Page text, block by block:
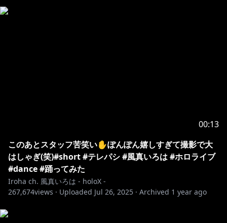
00:13
このあとスタッフ苦笑い✋ぽんぽん嬉しすぎて撮影で大
はしゃぎ(笑)#short #テレパシ #風真いろは #ホロライブ
#dance #踊ってみた
Iroha ch. 風真いろは - holoX -
267,674views · Uploaded Jul 26, 2025 · Archived 1 year ago